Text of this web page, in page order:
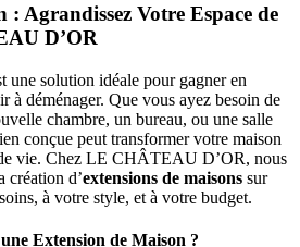
: Agrandissez Votre Espace de
D’OR
une solution idéale pour gagner en
à déménager. Que vous ayez besoin de
chambre, un bureau, ou une salle
conçue peut transformer votre maison
vie. Chez LE CHÂTEAU D’OR, nous
création d’extensions de maisons sur
à votre style, et à votre budget.
Extension de Maison ?